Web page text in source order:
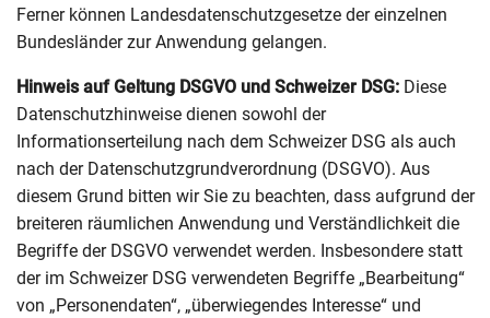
Ferner können Landesdatenschutzgesetze der einzelnen
Bundesländer zur Anwendung gelangen.
Hinweis auf Geltung DSGVO und Schweizer DSG: Diese
Datenschutzhinweise dienen sowohl der
Informationserteilung nach dem Schweizer DSG als auch
nach der Datenschutzgrundverordnung (DSGVO). Aus
diesem Grund bitten wir Sie zu beachten, dass aufgrund der
breiteren räumlichen Anwendung und Verständlichkeit die
Begriffe der DSGVO verwendet werden. Insbesondere statt
der im Schweizer DSG verwendeten Begriffe „Bearbeitung“
von „Personendaten“, „überwiegendes Interesse“ und